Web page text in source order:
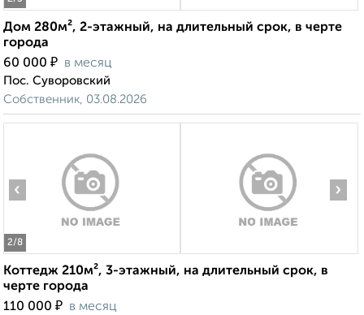
Дом 280м², 2-этажный, на длительный срок, в черте
города
60 000 ₽ в месяц
Пос. Суворовский
Собственник, 03.08.2026
2/8
‹ ›
Коттедж 210м², 3-этажный, на длительный срок, в
черте города
110 000 ₽ в месяц